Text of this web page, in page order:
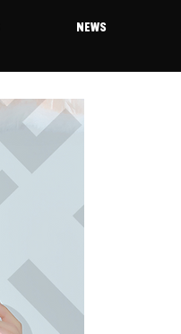
NEWS